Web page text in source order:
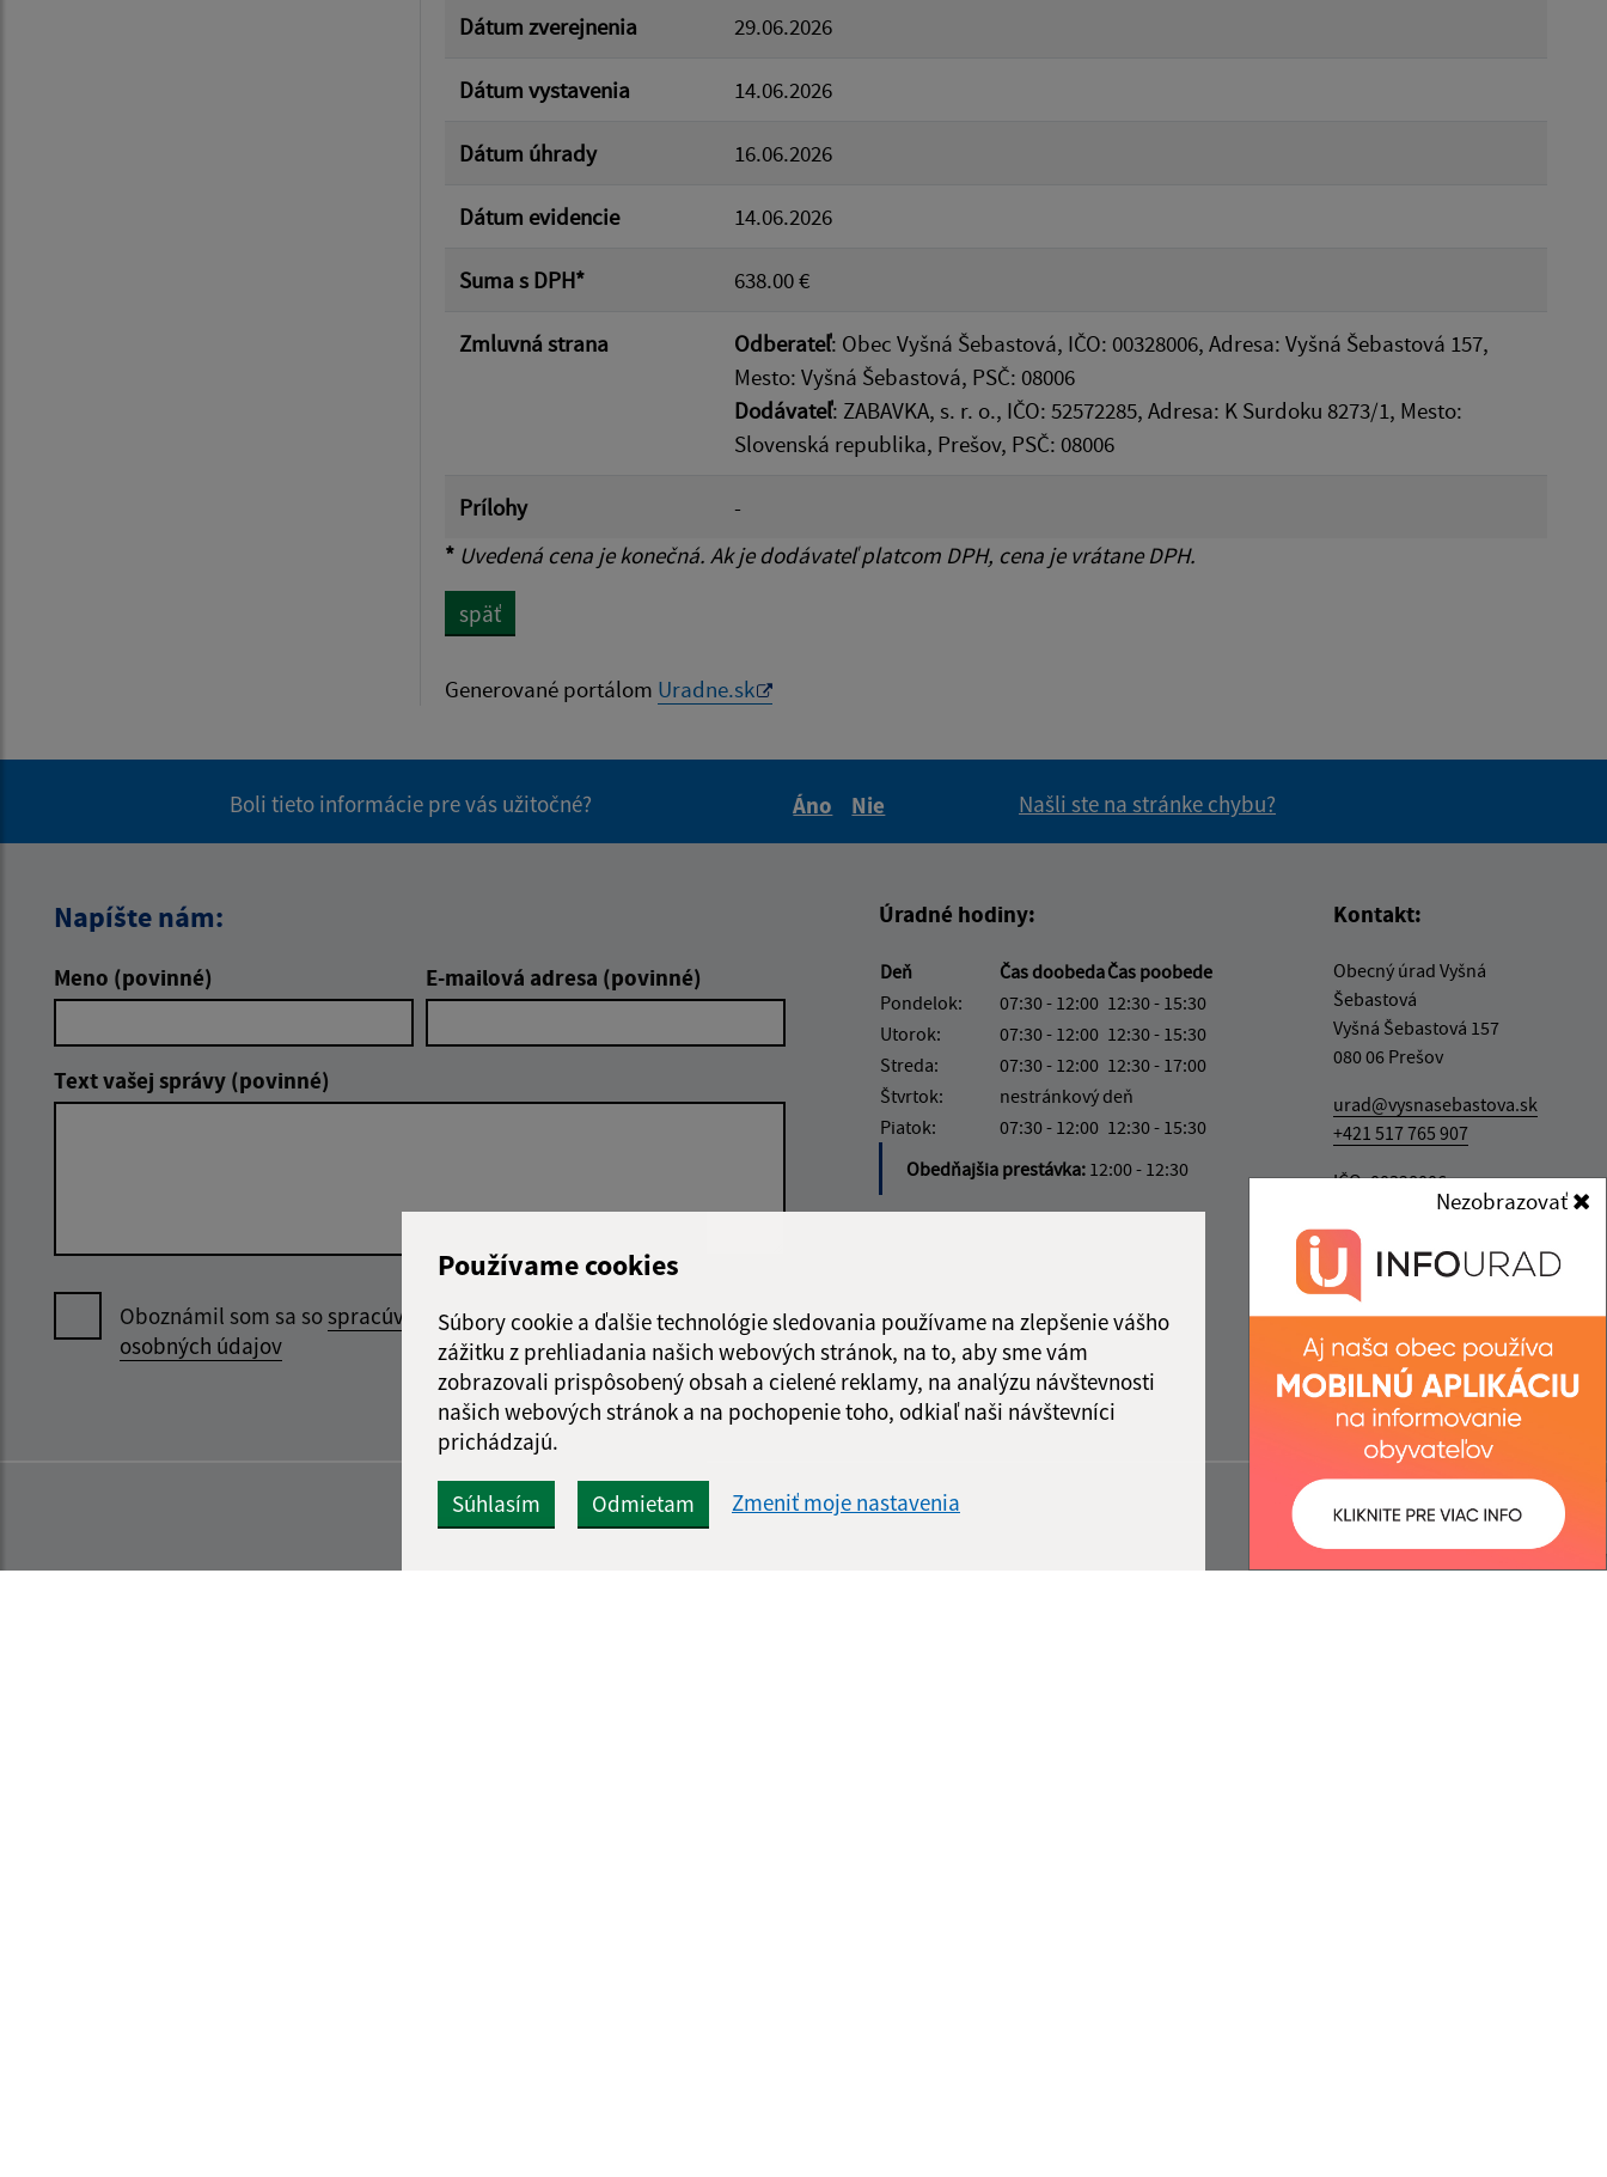
Používame cookies
Súbory cookie a ďalšie technológie sledovania používame na zlepšenie vášho
zážitku z prehliadania našich webových stránok, na to, aby sme vám
zobrazovali prispôsobený obsah a cielené reklamy, na analýzu návštevnosti
našich webových stránok a na pochopenie toho, odkiaľ naši návštevníci
prichádzajú.
Súhlasím Odmietam Zmeniť moje nastavenia
Nezobrazovať
Dátum zverejnenia 29.06.2026
Dátum vystavenia 14.06.2026
Dátum úhrady 16.06.2026
Dátum evidencie 14.06.2026
Suma s DPH* 638.00 €
Zmluvná strana Odberateľ: Obec Vyšná Šebastová, IČO: 00328006, Adresa: Vyšná Šebastová 157,
Mesto: Vyšná Šebastová, PSČ: 08006
Dodávateľ: ZABAVKA, s. r. o., IČO: 52572285, Adresa: K Surdoku 8273/1, Mesto:
Slovenská republika, Prešov, PSČ: 08006
Prílohy
-
* Uvedená cena je konečná. Ak je dodávateľ platcom DPH, cena je vrátane DPH.
späť
Generované portálom Uradne.sk
Boli tieto informácie pre vás užitočné?
Áno
Nie
Našli ste na stránke chybu?
Napíšte nám:
Meno (povinné) E-mailová adresa (povinné)
Text vašej správy (povinné)
Oboznámil som sa sospracúvaním
osobných údajov
Odoslať správu
Úradné hodiny:
Deň Čas doobedaČas poobede
Pondelok:
07:30 - 12:00 12:30 - 15:30
Utorok:
07:30 - 12:00 12:30 - 15:30
Streda:
07:30 - 12:00 12:30 - 17:00
Štvrtok:
nestránkový deň
Piatok:
07:30 - 12:00 12:30 - 15:30
Obedňajšia prestávka: 12:00 - 12:30
Kontakt:
Obecný úrad Vyšná
Šebastová
Vyšná Šebastová 157
080 06 Prešov
urad@vysnasebastova.sk
+421 517 765 907
IČO: 00328006